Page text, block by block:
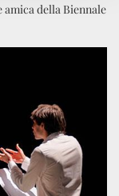
amica della Biennale